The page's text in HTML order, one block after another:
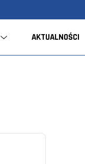
AKTUALNOŚCI